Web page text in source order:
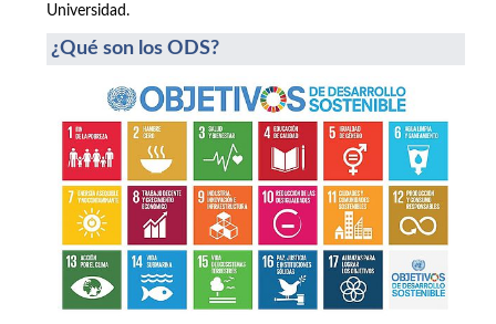
Universidad.
¿Qué son los ODS?